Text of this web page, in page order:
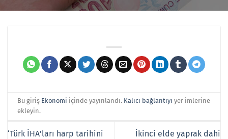
Bu giriş Ekonomi içinde yayınlandı. Kalıcı bağlantıyı yer imlerine
ekleyin.
‘Türk İHA’ları harp tarihini
İkinci elde yaprak dahi